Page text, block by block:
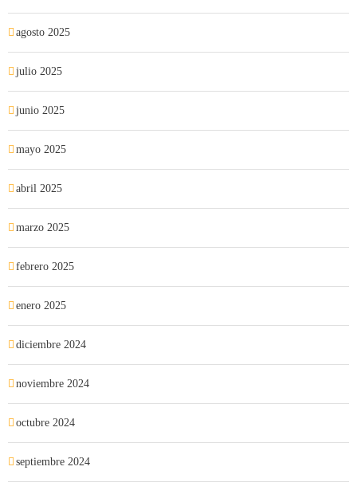
agosto 2025
julio 2025
junio 2025
mayo 2025
abril 2025
marzo 2025
febrero 2025
enero 2025
diciembre 2024
noviembre 2024
octubre 2024
septiembre 2024